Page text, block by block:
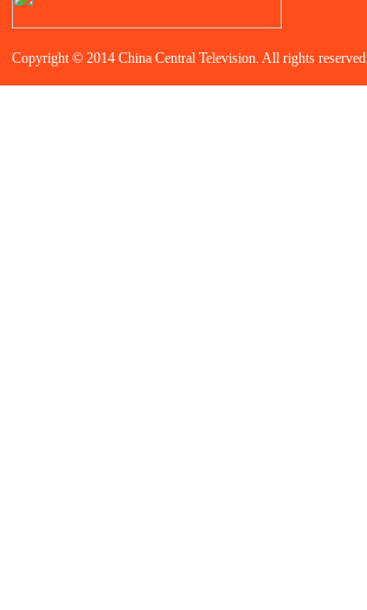
Copyright © 2014 China Central Television. All rights reserved.